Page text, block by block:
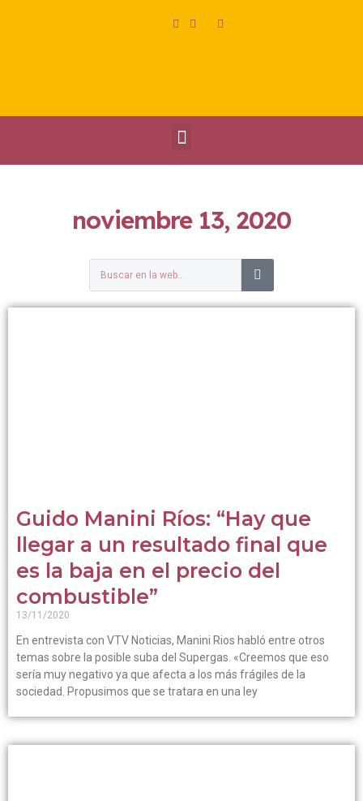
noviembre 13, 2020
Guido Manini Ríos: “Hay que
llegar a un resultado final que
es la baja en el precio del
combustible”
13/11/2020
En entrevista con VTV Noticias, Manini Rios habló entre otros
temas sobre la posible suba del Supergas. «Creemos que eso
sería muy negativo ya que afecta a los más frágiles de la
sociedad. Propusimos que se tratara en una ley